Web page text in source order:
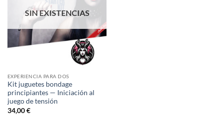
SIN EXISTENCIAS
EXPERIENCIA PARA DOS
Kit juguetes bondage
principiantes — Iniciación al
juego de tensión
34,00€